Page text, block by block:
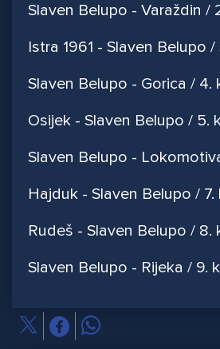
Slaven Belupo - Varaždin /
Istra 1961 - Slaven Belupo
Slaven Belupo - Gorica / 4.
Osijek - Slaven Belupo / 5.
Slaven Belupo -
Hajduk - Slaven Belupo / 7.
Rudeš - Slaven Belupo / 8.
Slaven Belupo - Rijeka / 9.